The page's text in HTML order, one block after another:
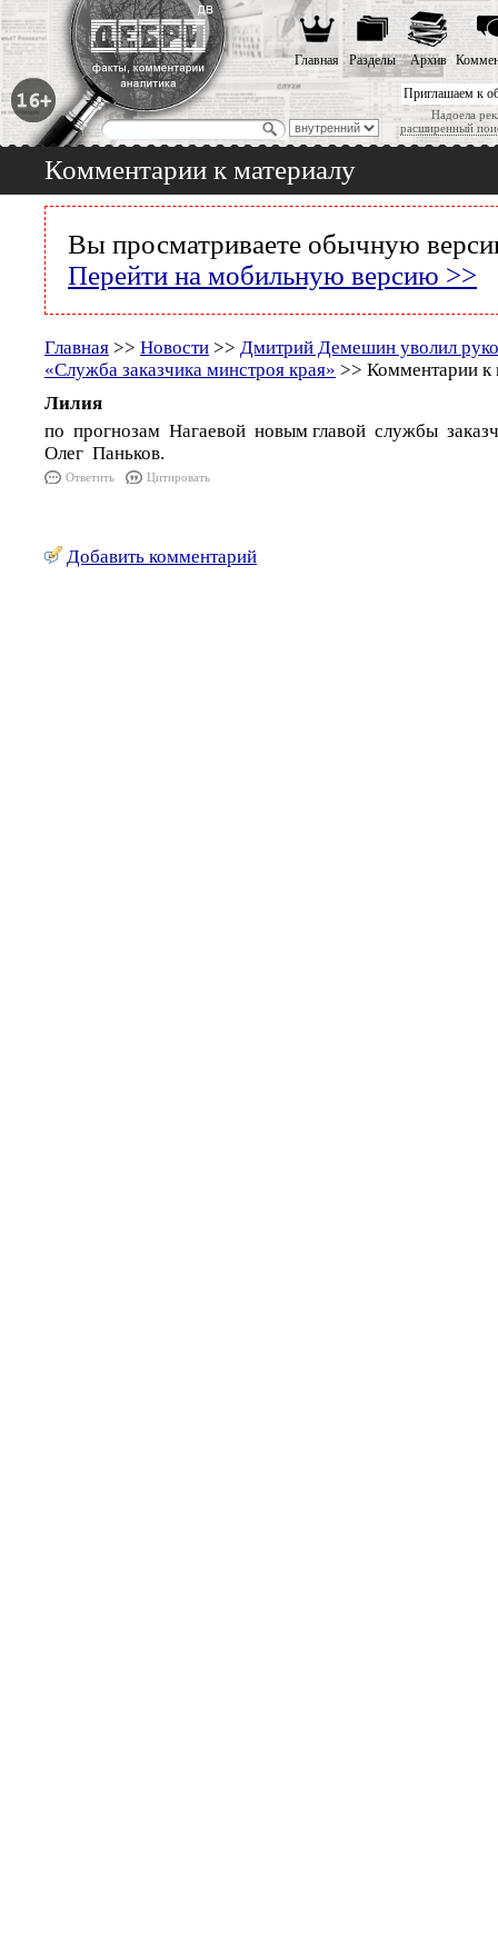
Приглашаем к
Надоела
расширенный
Главная Разделы Архив
Комментарии к материалу
Вы просматриваете обычную
Перейти на мобильную версию >>
Главная >> Новости >> Дмитрий Демешин уволил
«Служба заказчика минстроя края» >> Комментарии к
Лилия
по прогнозам Нагаевой новым главой службы
Олег Паньков.
Ответить Цитировать
Добавить комментарий